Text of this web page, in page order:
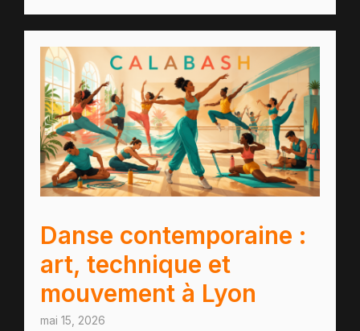
Danse contemporaine :
art, technique et
mouvement à Lyon
mai 15, 2026